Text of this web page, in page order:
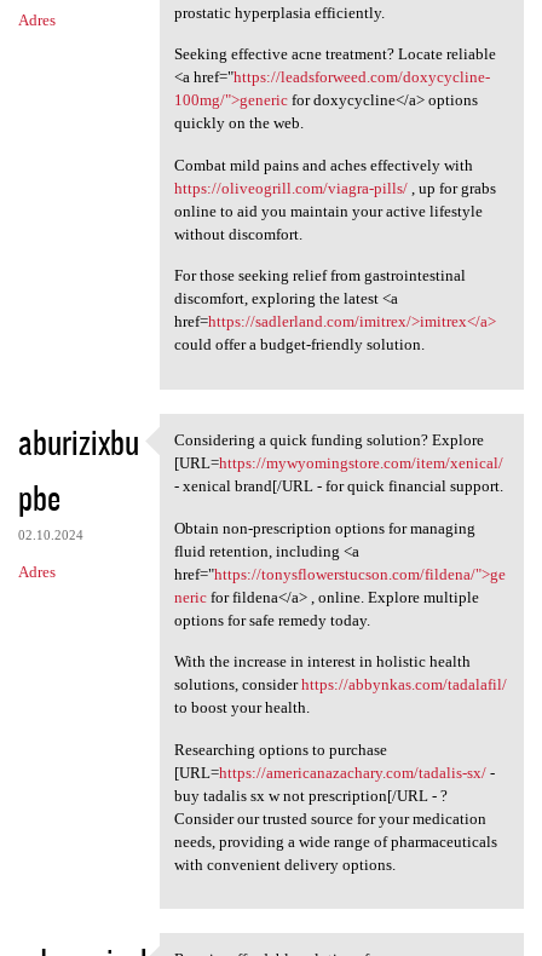
Adres
prostatic hyperplasia efficiently.
Seeking effective acne treatment? Locate reliable
<a href="https://leadsforweed.com/doxycycline-
100mg/">genericfor doxycycline</a> options
quickly on the web.
Combat mild pains and aches effectively with
https://oliveogrill.com/viagra-pills/, up for grabs
online to aid you maintain your active lifestyle
without discomfort.
For those seeking relief from gastrointestinal
discomfort, exploring the latest <a
href=https://sadlerland.com/imitrex/>imitrex</a>
could offer a budget-friendly solution.
aburizixbu
pbe
02.10.2024
Adres
Considering a quick funding
Considering a quick funding solution? Explore
[URL=https://mywyomingstore.com/item/xenical/
- xenical brand[/URL - for quick financial support.
Obtain non-prescription options for managing
fluid retention, including <a
href="https://tonysflowerstucson.com/fildena/">ge
nericfor fildena</a> , online. Explore multiple
options for safe remedy today.
With the increase in interest in holistic health
solutions, considerhttps://abbynkas.com/tadalafil/
to boost your health.
Researching options to purchase
[URL=https://americanazachary.com/tadalis-sx/-
buy tadalis sx w not prescription[/URL - ?
Consider our trusted source for your medication
needs, providing a wide range of pharmaceuticals
with convenient delivery options.